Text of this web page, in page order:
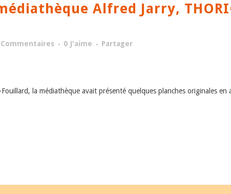
Alfred Jarry,
Commentaires 0 J'aime Partager
la médiathèque avait présenté quelques planches originales en